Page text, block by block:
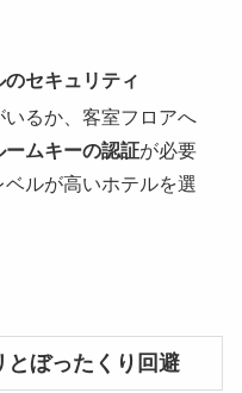
セキュリティ
いるか、客室フロアへ
ームキーの認証が必要
ルが高いホテルを選
とぼったくり回避